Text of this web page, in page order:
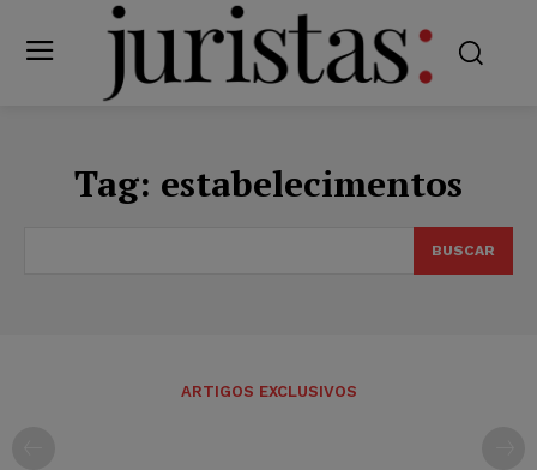
Tag: estabelecimentos
BUSCAR
ARTIGOS EXCLUSIVOS